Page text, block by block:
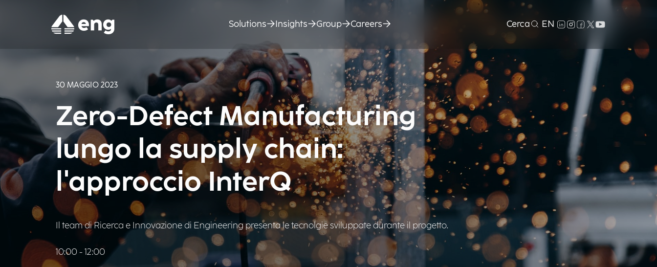
30 MAGGIO 2023
Zero-Defect Manufacturing
lungo la supply chain:
l'approccio InterQ
Il team di Ricerca e Innovazione di Engineering presenta le tecnolgie sviluppate durante il progetto.
10:00 - 12:00
Solutions Insights Group Careers Cerca EN